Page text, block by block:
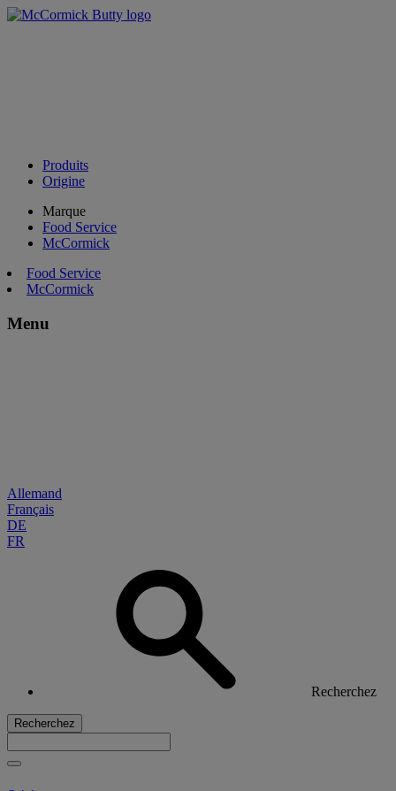
Produits
Origine
Marque
Food Service
McCormick
Food Service
McCormick
Menu
Allemand
Français
DE
FR
Recherchez
Recherchez